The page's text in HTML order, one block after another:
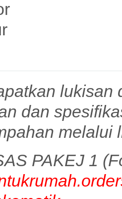
dan
melalui
PAKEJ 1